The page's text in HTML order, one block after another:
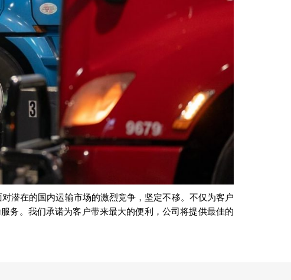
潜在的国内运输市场的激烈竞争，坚定不移。不仅为客户
务。我们承诺为客户带来最大的便利，公司将提供最佳的